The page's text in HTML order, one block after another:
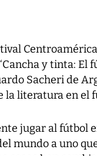
y tinta: El
Sacheri de
la literatura en el
jugar al fútbol
mundo a uno